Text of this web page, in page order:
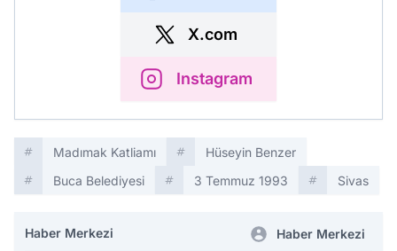
X.com
Instagram
Madımak Katliamı
Hüseyin Benzer
Buca Belediyesi
3 Temmuz 1993 Sivas
Haber Merkezi Haber Merkezi